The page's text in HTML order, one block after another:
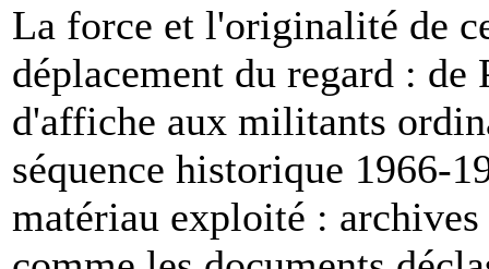
La force et l'originalité de
déplacement du regard : de
d'affiche aux militants
séquence historique 1966-
matériau exploité :